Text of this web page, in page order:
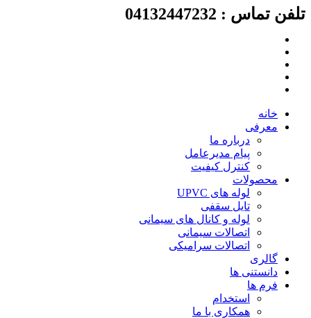
تلفن تماس : 04132447232
خانه
معرفی
درباره ما
پیام مدیرعامل
کنترل کیفیت
محصولات
لوله های UPVC
تایل سقفی
لوله و کانال های سیمانی
اتصالات سیمانی
اتصالات سرامیکی
گالری
دانستنی ها
فرم ها
استخدام
همکاری با ما